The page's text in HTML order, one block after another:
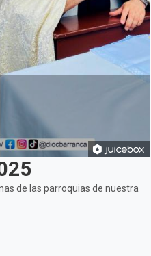
de las parroquias de nuestra